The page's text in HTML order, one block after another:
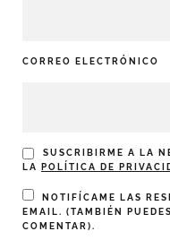
CORREO ELECTRÓNICO
SUSCRIBIRME A LA
LA
POLÍTICA DE
NOTIFÍCAME LAS
EMAIL. (TAMBIÉN
COMENTAR).